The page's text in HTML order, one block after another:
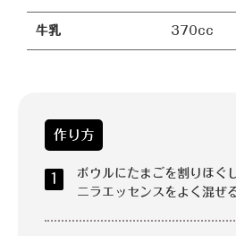
牛乳 370cc
作り方
1
ボウルにたまごを割りほぐ
ニラエッセンスをよく混ぜる